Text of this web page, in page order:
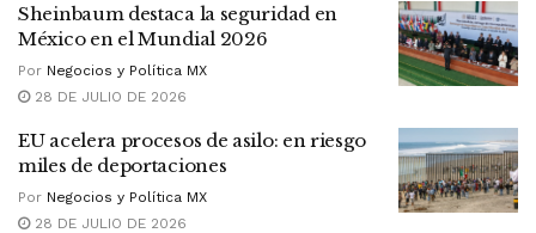
Sheinbaum destaca la seguridad en
México en el Mundial 2026
Por Negocios y Política MX
28 DE JULIO DE 2026
EU acelera procesos de asilo: en riesgo
miles de deportaciones
Por Negocios y Política MX
28 DE JULIO DE 2026